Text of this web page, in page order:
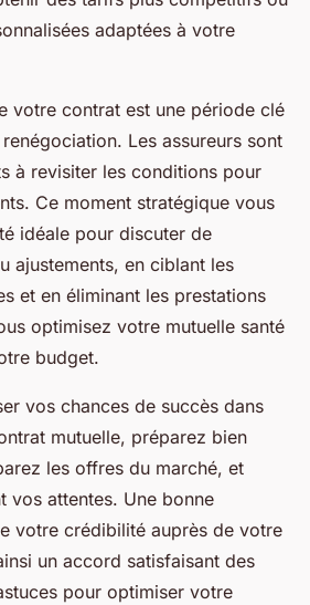
adaptées à votre
votre contrat est une période clé
Les assureurs sont
à revisiter les conditions pour
Ce moment stratégique vous
idéale pour discuter de
ajustements, en ciblant les
et en éliminant les prestations
optimisez votre mutuelle santé
budget.
vos chances de succès dans
mutuelle, préparez bien
les offres du marché, et
vos attentes. Une bonne
votre crédibilité auprès de votre
un accord satisfaisant des
pour optimiser votre